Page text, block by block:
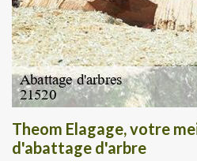
Theom Elagage, votre
d'abattage d'arbre